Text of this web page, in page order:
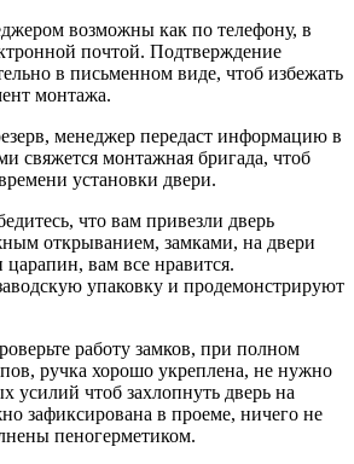
возможны как по телефону, в
почтой. Подтверждение
в письменном виде, чтоб избежать
монтажа.
менеджер передаст информацию в
свяжется монтажная бригада, чтоб
установки двери.
что вам привезли дверь
открыванием, замками, на двери
вам все нравится.
упаковку и продемонстрируют
работу замков, при полном
ручка хорошо укреплена, не нужно
усилий чтоб захлопнуть дверь на
зафиксирована в проеме, ничего не
пеногерметиком.